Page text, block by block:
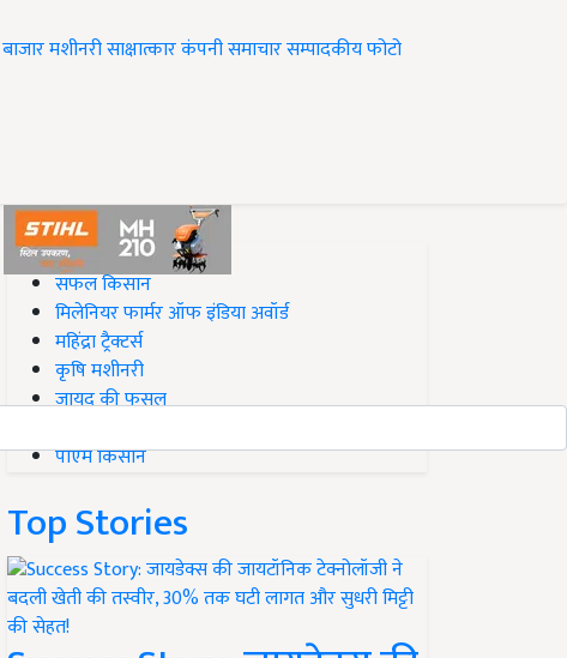
बाजारमशीनरीसाक्षात्कारकंपनी समाचारसम्पादकीयफोटो
#Top on Krishi Jagran
सफल किसान
मिलेनियर फार्मर ऑफ इंडिया अवॉर्ड
महिंद्रा ट्रैक्टर्स
कृषि मशीनरी
जायद की फसल
पीएम किसान
Top Stories